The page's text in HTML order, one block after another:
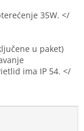
35W. </
u paket)
ima IP 54. </